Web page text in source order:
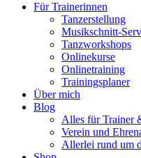
Für Trainerinnen
Tanzerstellung
Musikschnitt-
Tanzworkshops
Onlinekurse
Onlinetraining
Trainingsplaner
Über mich
Blog
Alles für Trainer
Verein und
Allerlei rund um